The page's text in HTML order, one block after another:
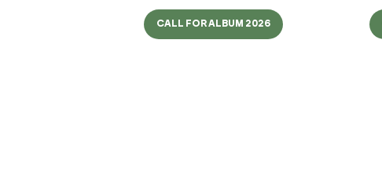
CALL FOR ALBUM 2026